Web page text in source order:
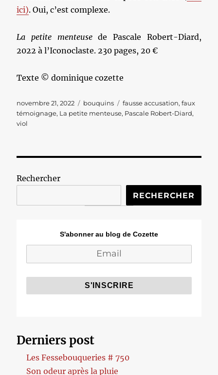
ici). Oui, c’est complexe.
La petite menteusede Pascale Robert-Diard,
2022 à l’Iconoclaste. 230 pages, 20 €
Texte © dominique cozette
Publié
le
novembre 21, 2022 Catégories
bouquins Étiquettes
fausse accusation,faux
témoignage, La petite menteuse, Pascale Robert-Diard,
viol
Rechercher
RECHERCHER
S'abonner au blog de Cozette
Derniers post
Les Fessebouqueries # 750
Son odeur après la pluie